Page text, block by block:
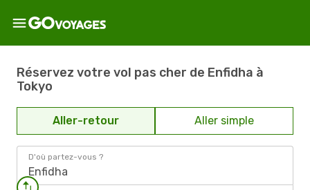
Réservez votre vol pas cher de Enfidha à
Tokyo
Aller-retour Aller simple
D'où partez-vous ?
Enfidha